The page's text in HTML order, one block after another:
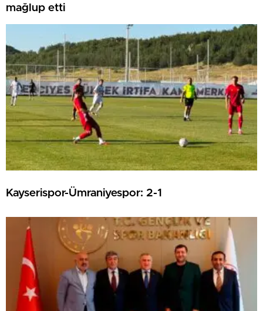
mağlup etti
Kayserispor-Ümraniyespor: 2-1